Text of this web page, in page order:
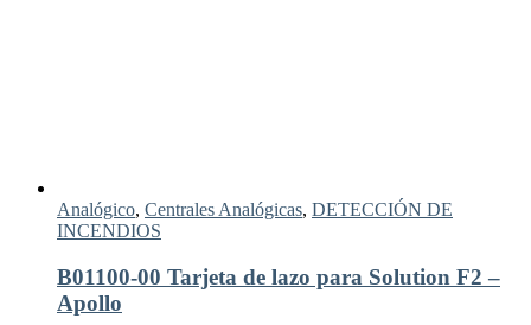
Analógico, Centrales Analógicas, DETECCIÓN DE
INCENDIOS
B01100-00 Tarjeta de lazo para Solution F2 –
Apollo